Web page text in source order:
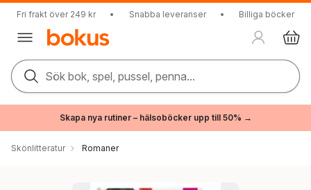
Fri frakt över 249 kr • Snabba leveranser • Billiga böcker
Sök bok, spel, pussel, penna...
Skapa nya rutiner – hälsoböcker upp till 50% →
Skönlitteratur Romaner